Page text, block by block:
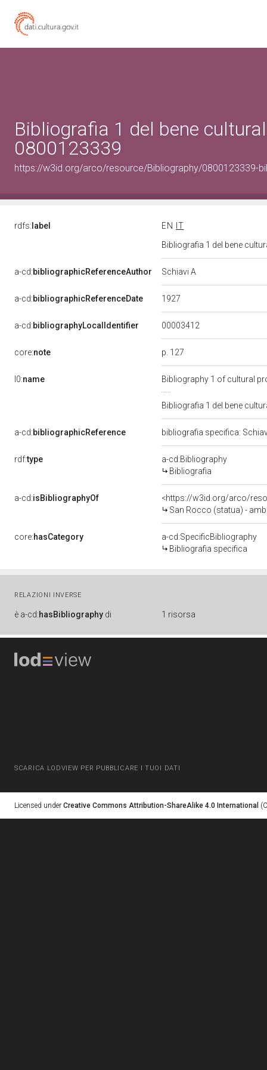
Bibliografia 1 del bene
0800123339
https://w3id.org/arco/resource/Bibliography/0800123339-
rdfs: label EN
IT
Bibliografia 1 del bene
a-cd:bibliographicReferenceAuthor Schiavi A
a-cd:bibliographicReferenceDate 1927
a-cd:bibliographyLocalIdentifier 00003412
core:note p. 127
l0:name Bibliography 1 of cultural
Bibliografia 1 del bene
a-cd:bibliographicReference bibliografia specifica:
rdf:type
a-cd:Bibliography
Bibliografia
a-cd:isBibliographyOf
<https://w3id.org/arco/
San Rocco (statua) -
core:hasCategory
a-cd:SpecificBibliography
Bibliografia specifica
RELAZIONI INVERSE
è a-cd:hasBibliography di 1 risorsa
SCARICA LODVIEW PER PUBBLICARE I TUOI DATI
Licensed under Creative Commons Attribution-ShareAlike 4.0 International